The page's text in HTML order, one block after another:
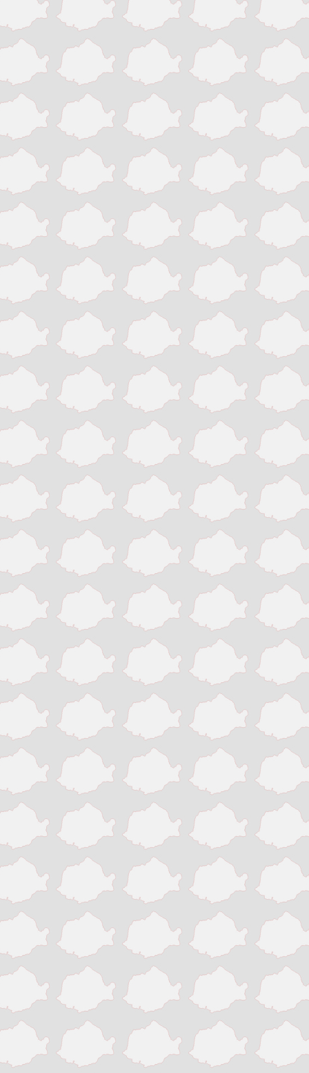
Mangalia
Medias
Odorheiu Secuiesc
Onesti
Oradea
Petrosani
Piatra Neamt
Pitesti
Ploiesti
Roman
Sibiu
Sighisoara
Sinaia
Slatina
Suceava
Targu Jiu
Targu Mures
Timisoara
Tinaud
Turnu Magurele
Vaslui
Victoria
Zalau